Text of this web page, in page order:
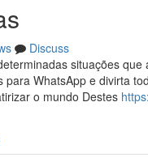
Discuss
situações
WhatsApp e divirta
o mundo Destes